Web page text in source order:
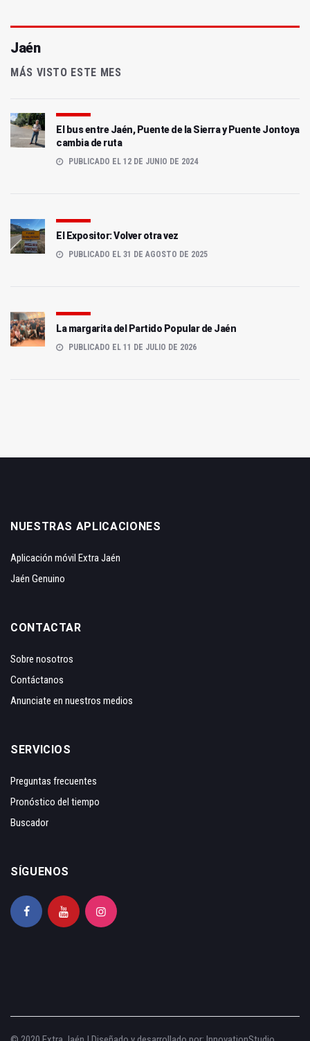
Jaén
MÁS VISTO ESTE MES
El bus entre Jaén, Puente de la Sierra y Puente Jontoya
cambia de ruta
PUBLICADO EL 12 DE JUNIO DE 2024
El Expositor: Volver otra vez
PUBLICADO EL 31 DE AGOSTO DE 2025
La margarita del Partido Popular de Jaén
PUBLICADO EL 11 DE JULIO DE 2026
NUESTRAS APLICACIONES
Aplicación móvil Extra Jaén
Jaén Genuino
CONTACTAR
Sobre nosotros
Contáctanos
Anunciate en nuestros medios
SERVICIOS
Preguntas frecuentes
Pronóstico del tiempo
Buscador
SÍGUENOS